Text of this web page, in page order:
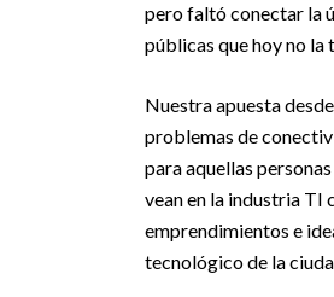
pero faltó conectar la
públicas que hoy no la
Nuestra apuesta
problemas de
para aquellas
vean en la industria TI
emprendimientos e
tecnológico de la